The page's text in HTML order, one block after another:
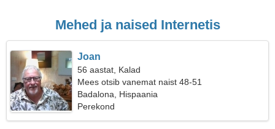
Mehed ja naised Internetis
Joan
56 aastat, Kalad
Mees otsib vanemat naist 48-51
Badalona, Hispaania
Perekond